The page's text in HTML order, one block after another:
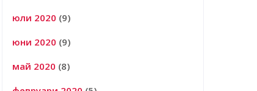
юли 2020 (9)
юни 2020 (9)
май 2020 (8)